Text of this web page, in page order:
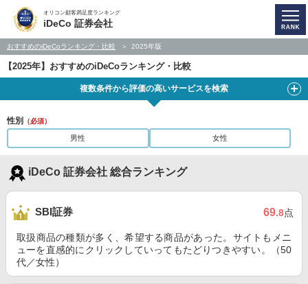
オリコン顧客満足度ランキング
iDeCo 証券会社
おすすめのiDeCoランキング・比較 2025年版
【2025年】おすすめのiDeCoランキング・比較
複数条件から評価の高いサービスを検索
性別 （必須）
男性 女性
iDeCo 証券会社 総合ランキング
SBI証券 69.8点
取扱商品の種類が多く、希望する商品があった。サイトもメニ
ューを直感的にクリックしていってもたどりつきやすい。（50
代／女性）